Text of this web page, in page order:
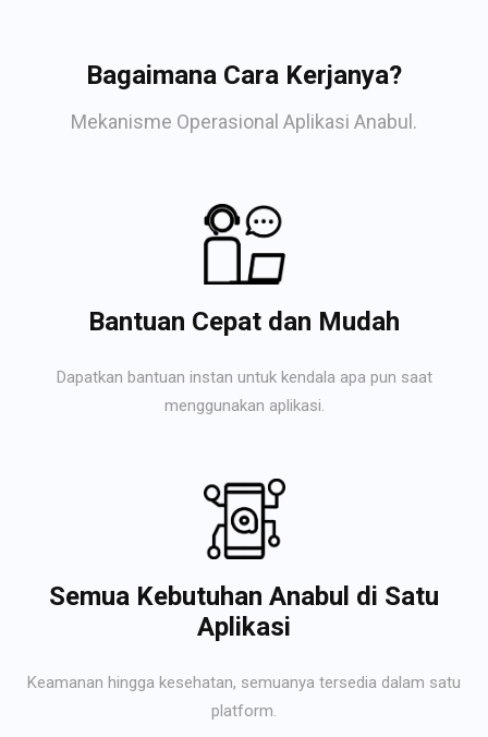
Bagaimana Cara Kerjanya?
Mekanisme Operasional Aplikasi Anabul.
Bantuan Cepat dan Mudah
Dapatkan bantuan instan untuk kendala apa pun saat
menggunakan aplikasi.
Semua Kebutuhan Anabul di Satu
Aplikasi
Keamanan hingga kesehatan, semuanya tersedia dalam satu
platform.